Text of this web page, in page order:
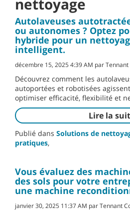
Autolaveuses
ou autonomes ? Optez
hybride pour un
intelligent.
décembre 15, 2025 4:39 AM par Tennant
Découvrez comment les
autoportées et robotisées
optimiser efficacité, flexibilité et
Lire la
Publié dans Solutions de
pratiques,
Vous évaluez des
des sols pour votre
une machine
janvier 30, 2025 11:37 AM par Tennant